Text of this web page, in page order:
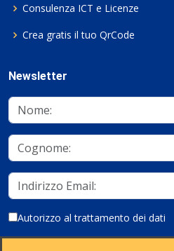
Consulenza ICT e Licenze
Crea gratis il tuo QrCode
Newsletter
Autorizzo al trattamento dei dati